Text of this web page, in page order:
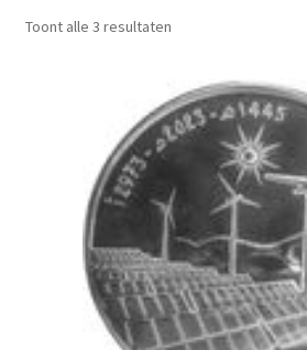
Mijn account
Privacybeleid PMH Enibas
Toont alle 3 resultaten